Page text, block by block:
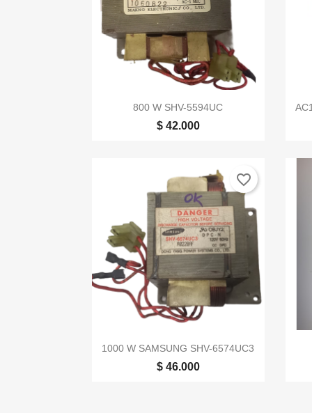
Vista rápida
800 W SHV-5594UC
$ 42.000
Vista rápida
1000 W SAMSUNG SHV-6574UC3
$ 46.000
favorite_border